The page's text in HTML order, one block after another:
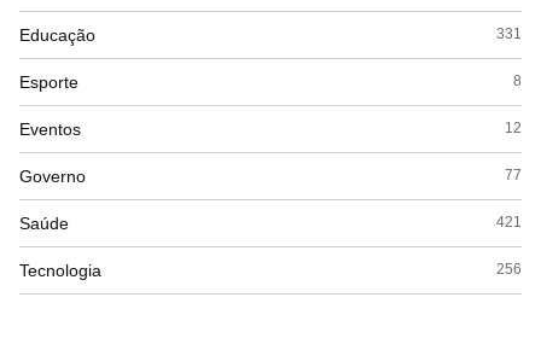
Educação 331
Esporte 8
Eventos 12
Governo 77
Saúde 421
Tecnologia 256